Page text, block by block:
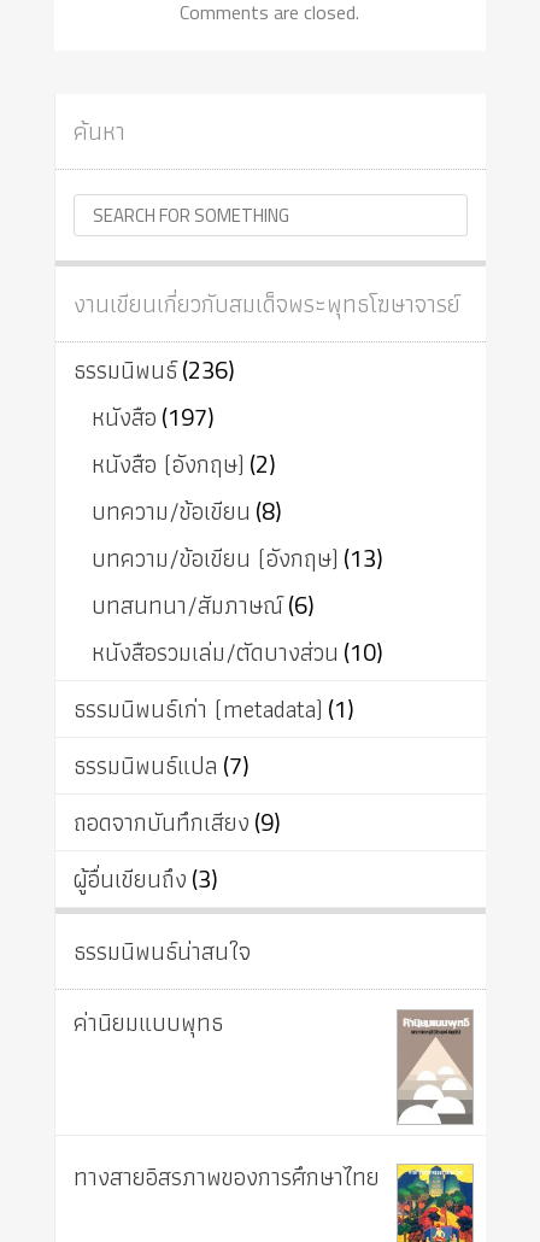
Comments are closed.
ค้นหา
งานเขียนเกี่ยวกับสมเด็จพระพุทธโฆษาจารย์
ธรรมนิพนธ์(236)
หนังสือ(197)
หนังสือ (อังกฤษ) (2)
บทความ/ข้อเขียน (8)
บทความ/ข้อเขียน (อังกฤษ) (13)
บทสนทนา/สัมภาษณ์(6)
หนังสือรวมเล่ม/ตัดบางส่วน (10)
ธรรมนิพนธ์เก่า (metadata) (1)
ธรรมนิพนธ์แปล (7)
ถอดจากบันทึกเสียง(9)
ผู้อื่นเขียนถึง(3)
ธรรมนิพนธ์น่าสนใจ
ค่านิยมแบบพุทธ
ทางสายอิสรภาพของการศึกษาไทย